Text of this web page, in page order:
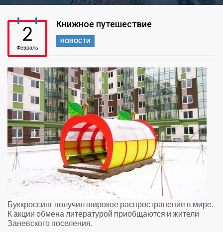
2
Февраль
Книжное путешествие
НОВОСТИ
Буккроссинг получил широкое распространение в мире.
К акции обмена литературой приобщаются и жители
Заневского поселения.